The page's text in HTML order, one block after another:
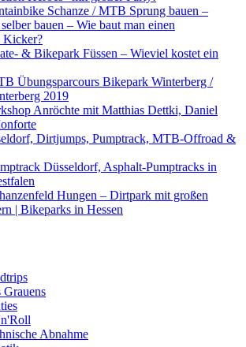
Schanze / MTB Sprung bauen –
bauen – Wie baut man einen
Kicker?
& Bikepark Füssen – Wieviel kostet ein
Übungsparcours Bikepark Winterberg /
2019
Anröchte mit Matthias Dettki, Daniel
Dirtjumps, Pumptrack, MTB-Offroad &
Düsseldorf, Asphalt-Pumptracks in
Hungen – Dirtpark mit großen
| Bikeparks in Hessen
Grauens
Abnahme